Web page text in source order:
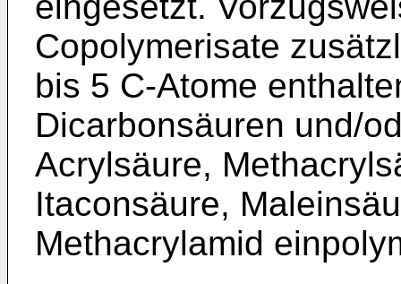
Copolymerisate
bis 5 C-Atome
Dicarbonsäuren und/
Acrylsäure,
Itaconsäure,
Methacrylamid